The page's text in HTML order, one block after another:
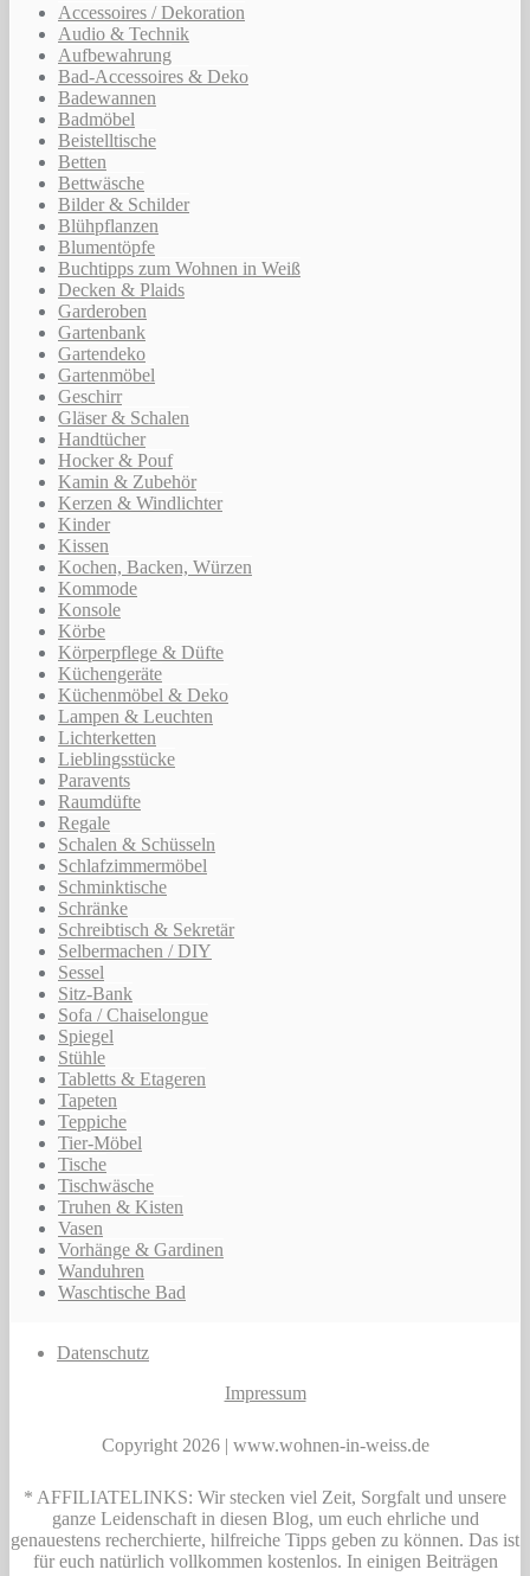
Accessoires / Dekoration
Audio & Technik
Aufbewahrung
Bad-Accessoires & Deko
Badewannen
Badmöbel
Beistelltische
Betten
Bettwäsche
Bilder & Schilder
Blühpflanzen
Blumentöpfe
Buchtipps zum Wohnen in Weiß
Decken & Plaids
Garderoben
Gartenbank
Gartendeko
Gartenmöbel
Geschirr
Gläser & Schalen
Handtücher
Hocker & Pouf
Kamin & Zubehör
Kerzen & Windlichter
Kinder
Kissen
Kochen, Backen, Würzen
Kommode
Konsole
Körbe
Körperpflege & Düfte
Küchengeräte
Küchenmöbel & Deko
Lampen & Leuchten
Lichterketten
Lieblingsstücke
Paravents
Raumdüfte
Regale
Schalen & Schüsseln
Schlafzimmermöbel
Schminktische
Schränke
Schreibtisch & Sekretär
Selbermachen / DIY
Sessel
Sitz-Bank
Sofa / Chaiselongue
Spiegel
Stühle
Tabletts & Etageren
Tapeten
Teppiche
Tier-Möbel
Tische
Tischwäsche
Truhen & Kisten
Vasen
Vorhänge & Gardinen
Wanduhren
Waschtische Bad
Datenschutz
Impressum
Copyright 2026 | www.wohnen-in-weiss.de
* AFFILIATELINKS: Wir stecken viel Zeit, Sorgfalt und unsere
ganze Leidenschaft in diesen Blog, um euch ehrliche und
genauestens recherchierte, hilfreiche Tipps geben zu können. Das ist
für euch natürlich vollkommen kostenlos. In einigen Beiträgen